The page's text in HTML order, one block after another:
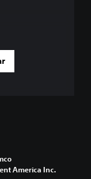
America Inc.